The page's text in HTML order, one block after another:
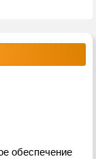
обеспечение